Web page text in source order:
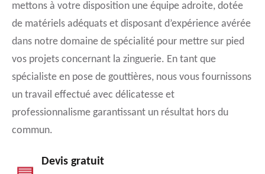
mettons à votre disposition une équipe adroite, dotée
de matériels adéquats et disposant d’expérience avérée
dans notre domaine de spécialité pour mettre sur pied
vos projets concernant la zinguerie. En tant que
spécialiste en pose de gouttières, nous vous fournissons
un travail effectué avec délicatesse et
professionnalisme garantissant un résultat hors du
commun.
Devis gratuit